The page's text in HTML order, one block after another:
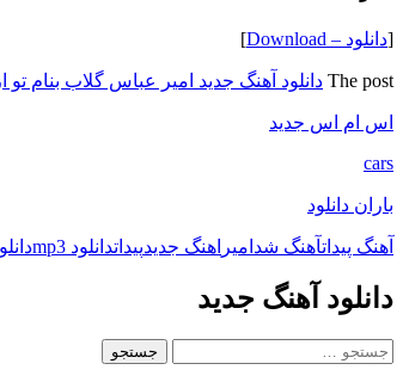
[دانلود – Download ]
The post دانلود آهنگ جدید امیر عباس گلاب بنام تو
اس ام اس جدید
cars
باران دانلود
آهنگ پیداتآهنگ شد امیر اهنگ جدیدپیداتدانلود mp3
دانلود آهنگ جدید
جستجو